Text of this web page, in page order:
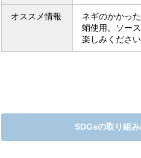
アクセス
オススメ情報
ネギのかかっ
蛸使用。ソー
楽しみください
SDGsの取り組